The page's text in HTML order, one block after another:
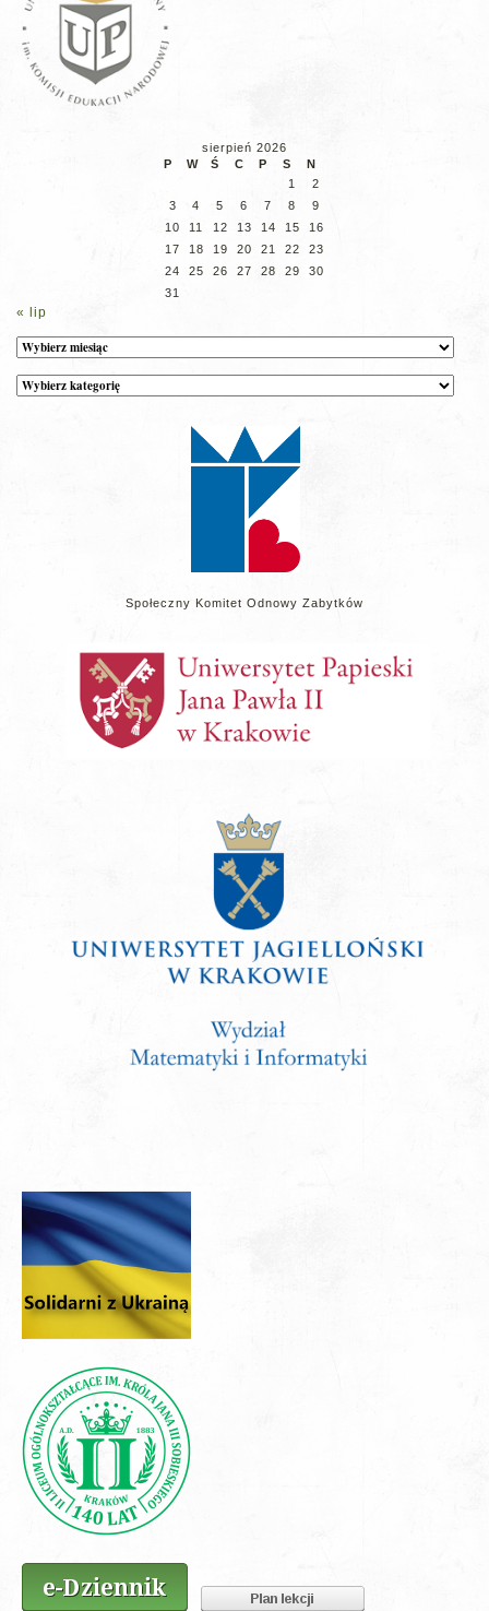
sierpień 2026
P
W Ś C P S
N
1
2
3
4 5 6 7 8
9
10
11 12 13 14 15
16
17
18 19 20 21 22
23
24
25 26 27 28 29
30
31
« lip
Archiwum
Kategorie
wpisów
Społeczny Komitet Odnowy Zabytków